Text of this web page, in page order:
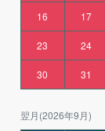
16 17
23 24
30 31
翌月(2026年9月)